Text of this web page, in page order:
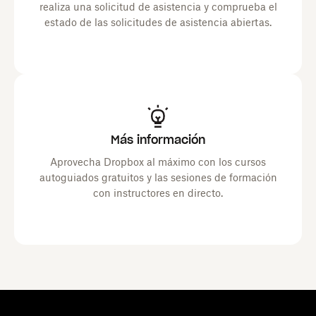
realiza una solicitud de asistencia y comprueba el
estado de las solicitudes de asistencia abiertas.
Más información
Aprovecha Dropbox al máximo con los cursos
autoguiados gratuitos y las sesiones de formación
con instructores en directo.